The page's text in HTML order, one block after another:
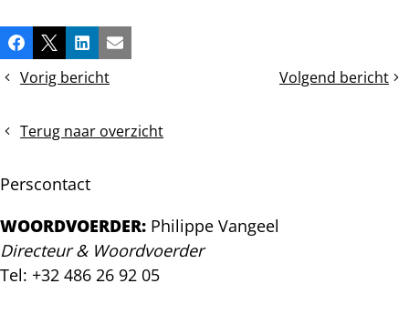
Deel
dit
bericht
Facebook
X LinkedInE-mail
Vorig bericht
Persbericht
Een
keer
Belgisch
wagenpark
bereikt
Volgend bericht
Persbericht
Terug naar overzicht
Perscontact
WOORDVOERDER: Philippe Vangeel
Directeur & Woordvoerder
Tel: +32 486 26 92 05